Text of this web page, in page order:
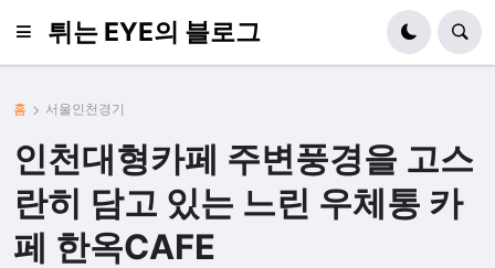
튀는 EYE의 블로그
홈 서울인천경기
인천대형카페 주변풍경을 고스
란히 담고 있는 느린 우체통 카
페 한옥CAFE